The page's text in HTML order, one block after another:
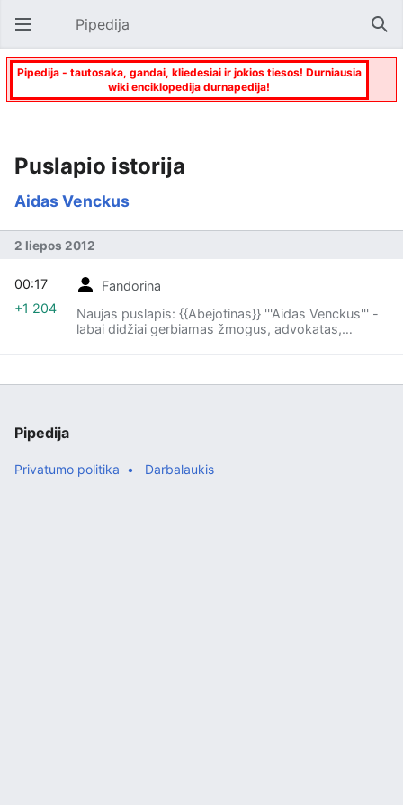
Atverti pagrindinį meniu Pipedija
Pipedija - tautosaka, gandai, kliedesiai ir jokios tiesos! Durniausia
wiki enciklopedija durnapedija!
Puslapio istorija
Aidas Venckus
2 liepos 2012
Fandorina
Naujas puslapis: {{Abejotinas}} '''Aidas Venckus''' -
labai didžiai gerbiamas žmogus, advokatas,
00:17
+1 204
Pipedija
Privatumo politika Darbalaukis